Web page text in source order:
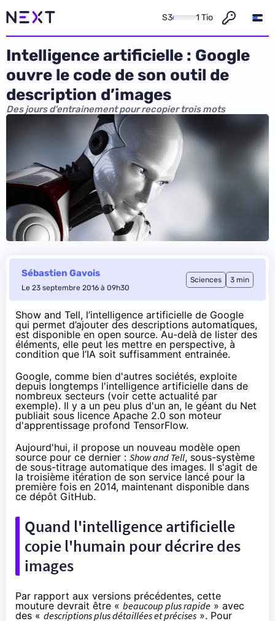
S3 1 Tio
Intelligence artificielle : Google
ouvre le code de son outil de
description d’images
Des jours d'entrainement pour recopier trois mots
Sébastien Gavois
Le 23 septembre 2016 à 09h30
Sciences 3 min
Show and Tell, l’intelligence artificielle de Google
qui permet d’ajouter des descriptions automatiques,
est disponible en open source. Au-delà de lister des
éléments, elle peut les mettre en perspective, à
condition que l’IA soit suffisamment entrainée.
Google, comme bien d'autres sociétés, exploite
depuis longtemps l'intelligence artificielle dans de
nombreux secteurs (voir cette actualité par
exemple). Il y a un peu plus d'un an, le géant du Net
publiait sous licence Apache 2.0 son moteur
d'apprentissage profond TensorFlow.
Aujourd'hui, il propose un nouveau modèle open
source pour ce dernier : Show and Tell, sous-système
de sous-titrage automatique des images. Il s'agit de
la troisième itération de son service lancé pour la
première fois en 2014, maintenant disponible dans
ce dépôt GitHub.
Quand l'intelligence artificielle
copie l'humain pour décrire des
images
Par rapport aux versions précédentes, cette
mouture devrait être « beaucoup plus rapide » avec
des « descriptions plus détaillées et précises ». Pour